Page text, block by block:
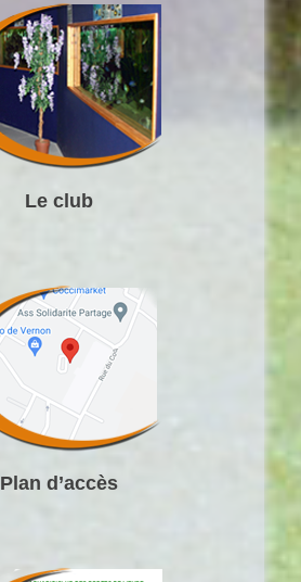
Le club
Plan d’accès